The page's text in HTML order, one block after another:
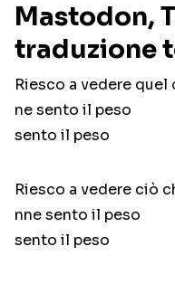
Mastodon,
traduzione
Riesco a vedere
ne sento il peso
sento il peso
Riesco a vedere ciò
nne sento il peso
sento il peso